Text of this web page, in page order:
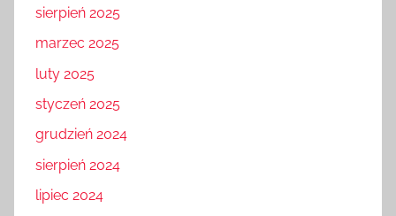
sierpień 2025
marzec 2025
luty 2025
styczeń 2025
grudzień 2024
sierpień 2024
lipiec 2024